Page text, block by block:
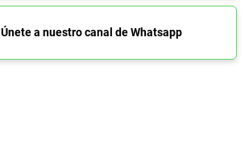
Únete a nuestro canal de Whatsapp